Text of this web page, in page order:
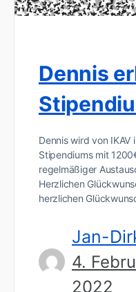
Dennis
Dennis wird von IKAV
Stipendiums mit
regelmäßiger
Herzlichen
herzlichen
Jan-
4.
2022